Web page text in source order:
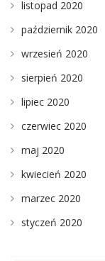
listopad 2020
październik 2020
wrzesień 2020
sierpień 2020
lipiec 2020
czerwiec 2020
maj 2020
kwiecień 2020
marzec 2020
styczeń 2020